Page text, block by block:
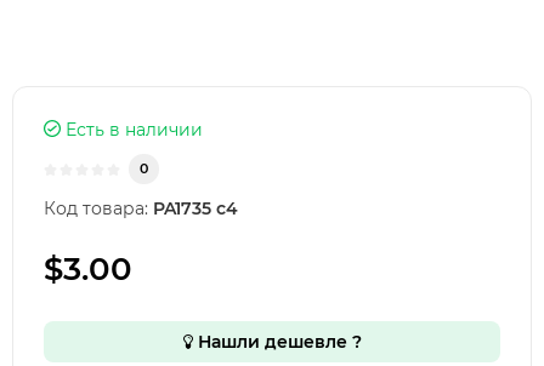
Есть в наличии
0
Код товара: PA1735 c4
$3.00
Нашли дешевле ?